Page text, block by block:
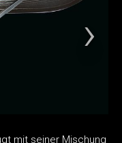
mit seiner Mischung